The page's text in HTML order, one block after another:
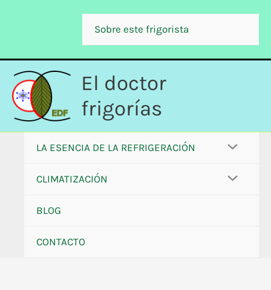
Sobre este frigorista
El doctor
frigorías
LA ESENCIA DE LA REFRIGERACIÓN
CLIMATIZACIÓN
BLOG
CONTACTO